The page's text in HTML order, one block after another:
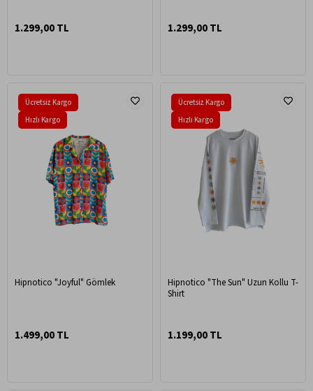
1.299,00 TL 1.299,00 TL
Hipnotico "Joyful" Gömlek
1.499,00 TL
Ücretsiz Kargo
Hızlı Kargo
Hipnotico "The Sun" Uzun Kollu T-
Shirt
1.199,00 TL
Ücretsiz Kargo
Hızlı Kargo